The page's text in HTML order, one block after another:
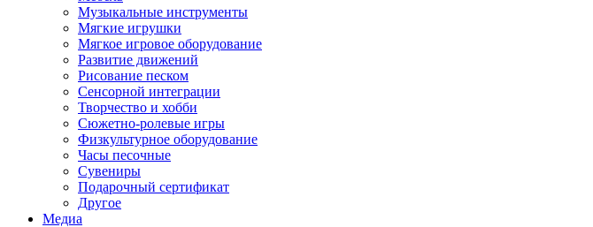
Музыкальные инструменты
Мягкие игрушки
Мягкое игровое оборудование
Развитие движений
Рисование песком
Сенсорной интеграции
Творчество и хобби
Сюжетно-ролевые игры
Физкультурное оборудование
Часы песочные
Сувениры
Подарочный сертификат
Другое
Медиа